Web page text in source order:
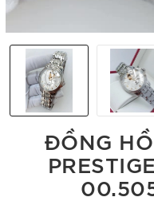
ĐỒNG